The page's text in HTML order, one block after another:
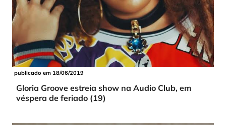
publicado em 18/06/2019
Gloria Groove estreia show na Audio Club, em
véspera de feriado (19)